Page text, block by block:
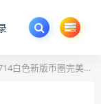
新版币圈完美运行美元币圈+安装教程+已接支付